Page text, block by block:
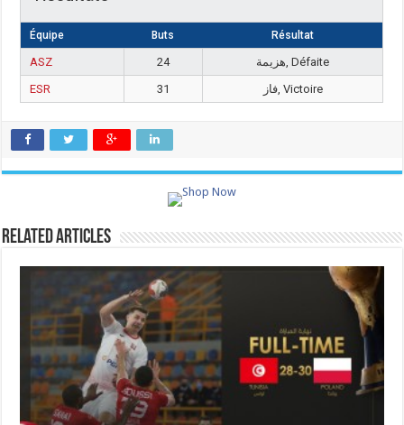
Équipe Buts Résultat
ASZ 24
هزيمة, Défaite
ESR
31 فاز, Victoire
Related Articles